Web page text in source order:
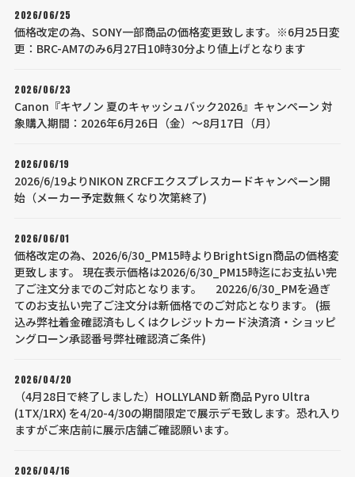
2026/06/25
価格改定の為、SONY一部商品の価格変更致します。※6月25日変
更：BRC-AM7のみ6月27日10時30分より値上げとなります
2026/06/23
Canon『キヤノン 夏のキャッシュバック2026』キャンペーン 対
象購入期間：2026年6月26日（金）～8月17日（月）
2026/06/19
2026/6/19よりNIKON ZRCFエクスプレスカードキャンペーン開
始（メーカー予定数無くなり次第終了)
2026/06/01
価格改定の為、2026/6/30_PM15時よりBrightSign商品の価格変
更致します。 現在表示価格は2026/6/30_PM15時迄にお支払い完
了ご注文分までのご対応となります。 20226/6/30_PMを過ぎ
てのお支払い完了ご注文分は新価格でのご対応となります。 (振
込み弊社着金確認済もしくはクレジットカード決済済・ショッピ
ングローン承認番号弊社確認済ご条件)
2026/04/20
（4月28日で終了しました）HOLLYLAND 新商品 Pyro Ultra
(1TX/1RX) を4/20-4/30の期間限定で展示デモ致します。恐れ入り
ますがご来店前に展示店舗ご確認願います。
2026/04/16